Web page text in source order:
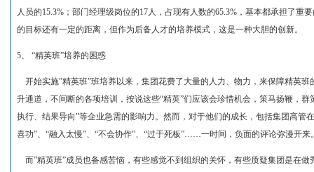
人员的15.3%；部门经理级岗位的17人，占现有人数的65.3%，基本都承担了重
的目标还有一定的距离，但作为后备人才的培养模式，这是一种大胆的创新。
5、 “精英班”培养的困惑
开始实施”精英班”班培养以来，集团花费了大量的人力、物力，来保障精英
升通道，不间断的各项培训，按说这些“精英”们应该会珍惜机会，策马扬鞭，
执行、结果导向”等企业急需的影响力。然而，对于他们的成长，包括集团高管
喜功”、“融入太慢”、“不会协作”、“过于死板”……一时间，负面的评论弥漫开来
而”精英班”成员也备感苦恼，有些感觉不到组织的关怀，有些质疑集团是在